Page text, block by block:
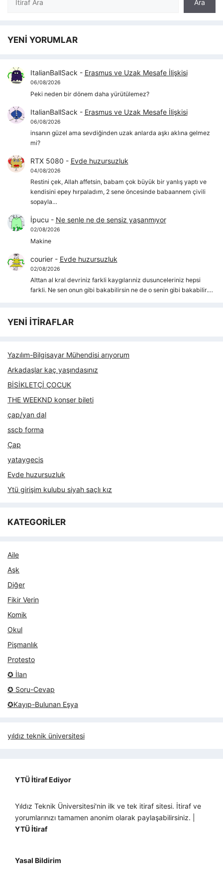
Ara
YENİ YORUMLAR
ItalianBallSack - Erasmus ve Uzak Mesafe İlişkisi
06/08/2026
Peki neden bir dönem daha yürütülemez?
ItalianBallSack - Erasmus ve Uzak Mesafe İlişkisi
06/08/2026
insanın güzel ama sevdiğinden uzak anlarda aşkı aklına gelmez
mi?
RTX 5080 - Evde huzursuzluk
04/08/2026
Restini çek, Allah affetsin, babam çok büyük bir yanlış yaptı ve
kendisini epey hırpaladım, 2 sene öncesinde babaannem çivili
sopayla…
İpucu - Ne senle ne de sensiz yaşanmıyor
02/08/2026
Makine
courier- Evde huzursuzluk
02/08/2026
Alttan al kral devriniz farkli kaygılarıniz dusunceleriniz hepsi
farkli. Ne sen onun gibi bakabilirsin ne de o senin gibi bakabilir.…
YENİ İTİRAFLAR
Yazılım-Bilgisayar Mühendisi arıyorum
Arkadaşlar kaç yaşındasınız
BİSİKLETÇİ ÇOCUK
THE WEEKND konser bileti
çap/yan dal
sscb forma
Çap
yataygecis
Evde huzursuzluk
Ytü girişim kulubu siyah saçlı kız
KATEGORİLER
Aile
Aşk
Diğer
Fikir Verin
Komik
Okul
Pişmanlık
Protesto
✪ İlan
✪ Soru-Cevap
✪Kayıp-Bulunan Eşya
yıldız teknik üniversitesi
YTÜ İtiraf Ediyor
Yıldız Teknik Üniversitesi'nin ilk ve tek itiraf sitesi. İtiraf ve
yorumlarınızı tamamen anonim olarak paylaşabilirsiniz. |
YTÜ İtiraf
Yasal Bildirim